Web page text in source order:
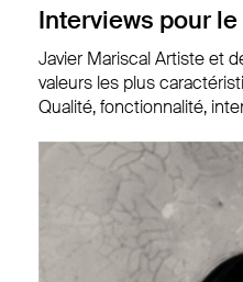
Interviews pour
Javier Mariscal Artiste et
valeurs les plus
Qualité, fonctionnalité,